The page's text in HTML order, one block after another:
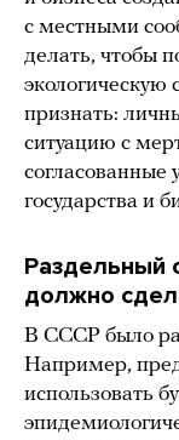
с местными
делать, чтобы
признать:
ситуацию с
согласованные
государства и
Раздельный
должно
В СССР было
Например,
использовать